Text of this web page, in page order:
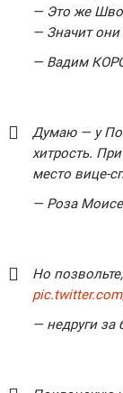
— Это же
— Значит они
— Вадим
Думаю — у
хитрость.
место вице-
— Роза
Но
— недруги за